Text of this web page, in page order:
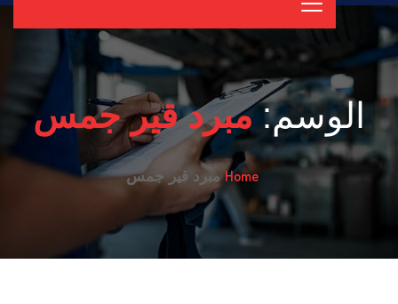
الوسم:مبرد قير جمس
Homeمبرد قير جمس